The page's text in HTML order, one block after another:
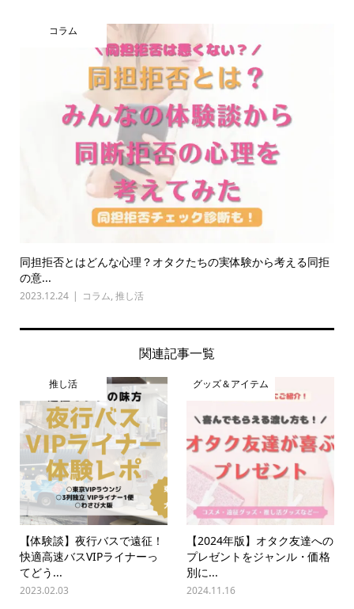
コラム
同担拒否とはどんな心理？オタクたちの実体験から考える同拒
の意...
2023.12.24 コラム, 推し活
関連記事一覧
推し活
【体験談】夜行バスで遠征！
快適高速バスVIPライナーっ
てどう...
2023.02.03
グッズ＆アイテム
【2024年版】オタク友達への
プレゼントをジャンル・価格
別に...
2024.11.16